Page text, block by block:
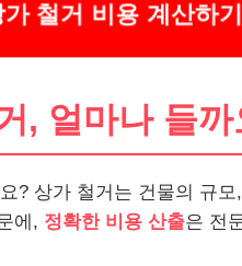
가 철거 비용 계산하기
, 얼마나 들까
? 상가 철거는 건물의 규
에, 정확한 비용 산출은 전